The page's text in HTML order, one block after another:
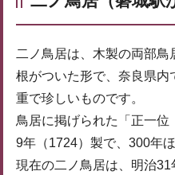
二ノ鳥居は、木製の両部
根がついた形で、奈良県
重で珍しいものです。
鳥居に掲げられた「正一
9年（1724）製で、300年
現在の二ノ鳥居は、明治31